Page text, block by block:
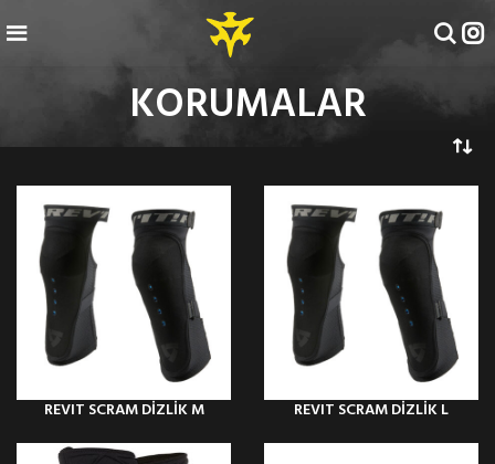
KORUMALAR
REVIT SCRAM DİZLİK M REVIT SCRAM DİZLİK L